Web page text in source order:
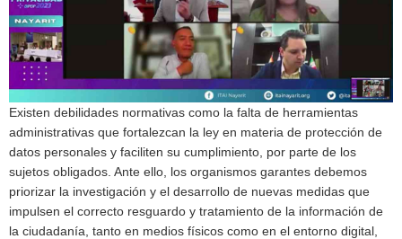
Existen debilidades normativas como la falta de herramientas
administrativas que fortalezcan la ley en materia de protección de
datos personales y faciliten su cumplimiento, por parte de los
sujetos obligados. Ante ello, los organismos garantes debemos
priorizar la investigación y el desarrollo de nuevas medidas que
impulsen el correcto resguardo y tratamiento de la información de
la ciudadanía, tanto en medios físicos como en el entorno digital,